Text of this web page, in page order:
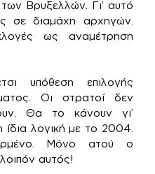
Βρυξελλών. Γι’ αυτό
σε διαμάχη αρχηγών.
ως αναμέτρηση
υπόθεση επιλογής
Οι στρατοί δεν
Θα το κάνουν γι’
ίδια λογική με το 2004.
Μόνο ατού ο
αυτός!